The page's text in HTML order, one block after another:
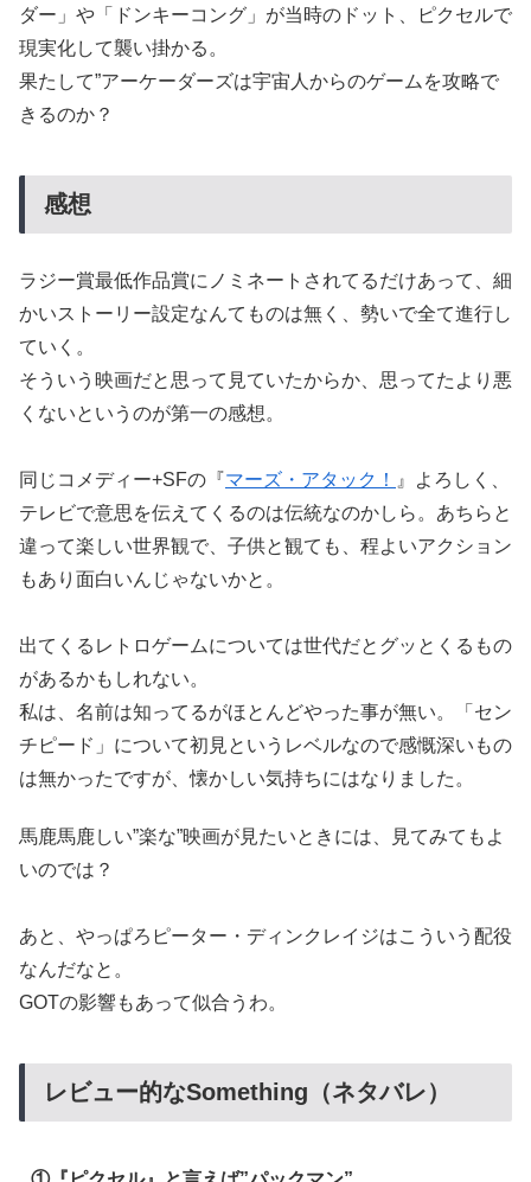
ダー」や「ドンキーコング」が当時のドット、ピクセルで
現実化して襲い掛かる。
果たして”アーケーダーズは宇宙人からのゲームを攻略で
きるのか？
感想
ラジー賞最低作品賞にノミネートされてるだけあって、細
かいストーリー設定なんてものは無く、勢いで全て進行し
ていく。
そういう映画だと思って見ていたからか、思ってたより悪
くないというのが第一の感想。
同じコメディー+SFの『マーズ・アタック！
』よろしく、
テレビで意思を伝えてくるのは伝統なのかしら。あちらと
違って楽しい世界観で、子供と観ても、程よいアクション
もあり面白いんじゃないかと。
出てくるレトロゲームについては世代だとグッとくるもの
があるかもしれない。
私は、名前は知ってるがほとんどやった事が無い。「セン
チピード」について初見というレベルなので感慨深いもの
は無かったですが、懐かしい気持ちにはなりました。
馬鹿馬鹿しい”楽な”映画が見たいときには、見てみてもよ
いのでは？
あと、やっぱろピーター・ディンクレイジはこういう配役
なんだなと。
GOTの影響もあって似合うわ。
レビュー的なSomething（ネタバレ）